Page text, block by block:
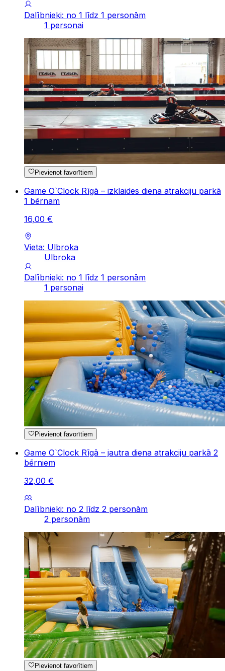
Dalībnieki: no 1 līdz 1 personām
1 personai
Pievienot favorītiem
Game O`Clock Rīgā – izklaides diena atrakciju parkā
1 bērnam
16,00 €
Vieta: Ulbroka
Ulbroka
Dalībnieki: no 1 līdz 1 personām
1 personai
Pievienot favorītiem
Game O`Clock Rīgā – jautra diena atrakciju parkā 2
bērniem
32,00 €
Dalībnieki: no 2 līdz 2 personām
2 personām
Pievienot favorītiem